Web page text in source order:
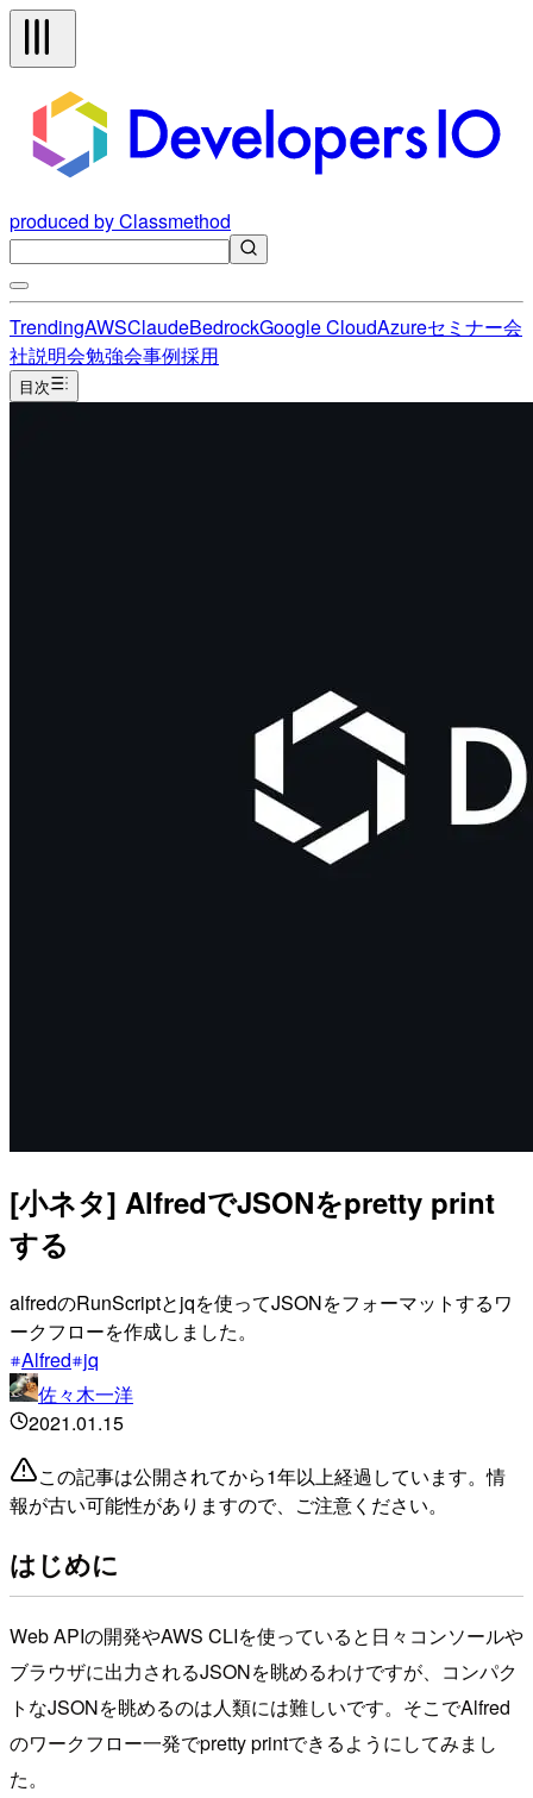
produced by Classmethod
TrendingAWSClaudeBedrockGoogle CloudAzureセミナー会
社説明会勉強会事例採用
目次
[小ネタ] AlfredでJSONをpretty print
する
alfredのRunScriptとjqを使ってJSONをフォーマットするワ
ークフローを作成しました。
Alfred jq
佐々木一洋
2021.01.15
この記事は公開されてから1年以上経過しています。情
報が古い可能性がありますので、ご注意ください。
はじめに
Web APIの開発やAWS CLIを使っていると日々コンソールや
ブラウザに出力されるJSONを眺めるわけですが、コンパク
トなJSONを眺めるのは人類には難しいです。そこでAlfred
のワークフロー一発でpretty printできるようにしてみまし
た。